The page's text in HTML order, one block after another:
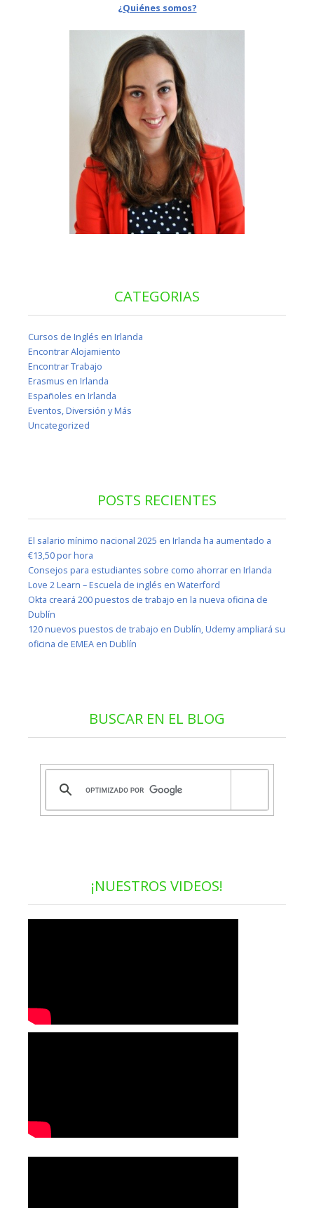
¿Quiénes somos?
CATEGORIAS
Cursos de Inglés en Irlanda
Encontrar Alojamiento
Encontrar Trabajo
Erasmus en Irlanda
Españoles en Irlanda
Eventos, Diversión y Más
Uncategorized
POSTS RECIENTES
El salario mínimo nacional 2025 en Irlanda ha aumentado a
€13,50 por hora
Consejos para estudiantes sobre como ahorrar en Irlanda
Love 2 Learn – Escuela de inglés en Waterford
Okta creará 200 puestos de trabajo en la nueva oficina de
Dublín
120 nuevos puestos de trabajo en Dublín, Udemy ampliará su
oficina de EMEA en Dublín
BUSCAR EN EL BLOG
¡NUESTROS VIDEOS!